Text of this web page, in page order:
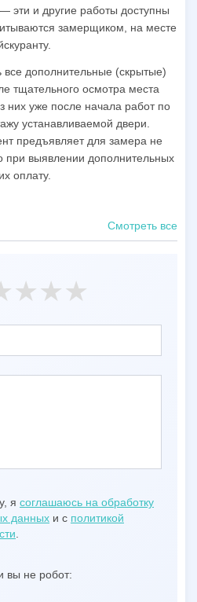
эти и другие работы доступны
замерщиком, на месте
все дополнительные (скрытые)
тщательного осмотра места
них уже после начала работ по
устанавливаемой двери.
предъявляет для замера не
при выявлении дополнительных
оплату.
Смотреть все
я соглашаюсь на обработку
данных и с политикой
вы не робот: